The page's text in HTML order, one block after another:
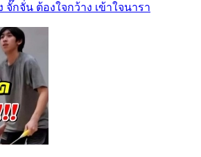
กจั่น ต้องใจกว้าง เข้าใจนารา